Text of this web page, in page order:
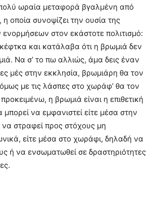
πολύ ωραία μεταφορά βγαλμένη από
οποία συνοψίζει την ουσία της
στον εκάστοτε πολιτισμό:
και κατάλαβα ότι η βρωμιά δεν
Να σ’ το πω αλλιώς, άμα δεις έναν
μές στην εκκλησία, βρωμιάρη θα τον
με τις λάσπες στο χωράφ’ θα τον
η βρωμιά είναι η επιθετική
να εμφανιστεί είτε μέσα στην
στραφεί προς στόχους μη
είτε μέσα στο χωράφι, δηλαδή να
ή να ενσωματωθεί σε δραστηριότητες